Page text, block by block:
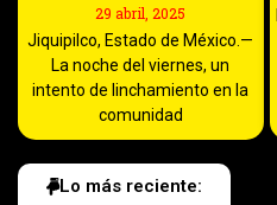
29 abril, 2025
Jiquipilco, Estado de México.—
La noche del viernes, un
intento de linchamiento en la
comunidad
Lo más reciente: